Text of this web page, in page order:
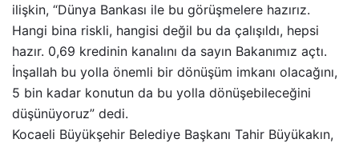
ilişkin, “Dünya Bankası ile bu görüşmelere hazırız.
Hangi bina riskli, hangisi değil bu da çalışıldı, hepsi
hazır. 0,69 kredinin kanalını da sayın Bakanımız açtı.
İnşallah bu yolla önemli bir dönüşüm imkanı olacağını,
5 bin kadar konutun da bu yolla dönüşebileceğini
düşünüyoruz” dedi.
Kocaeli Büyükşehir Belediye Başkanı Tahir Büyükakın,